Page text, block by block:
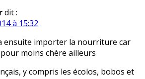
dit :
à 15:32
ensuite importer la nourriture car
moins chère ailleurs
y compris les écolos, bobos et